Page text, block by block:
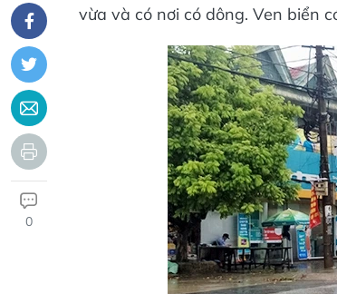
0
vừa và có nơi có dông. Ven biển